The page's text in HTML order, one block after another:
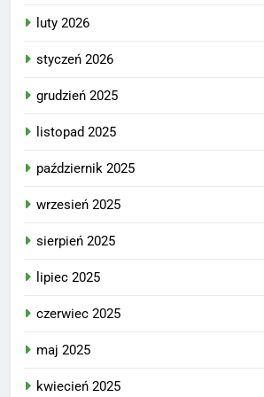
luty 2026
styczeń 2026
grudzień 2025
listopad 2025
październik 2025
wrzesień 2025
sierpień 2025
lipiec 2025
czerwiec 2025
maj 2025
kwiecień 2025